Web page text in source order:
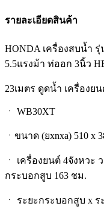
รายละเอียดสินค้า
HONDA เครื่องสบน้ำ รุ่
5.5แรงม้า ท่ออก 3นิ้ว
23เมตร ดูดน้ำ เครื่อง
ㆍ WB30XT
ㆍขนาด (ยxnxa) 510 x
ㆍ เครื่องยนต์ 4จังหว
กระบอกสูบ 163 ชม.
ㆍ ระยะกระบอกสูบ x